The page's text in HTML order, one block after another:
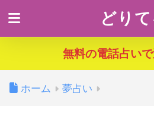
どりて
無料の電話占い
ホーム 夢占い